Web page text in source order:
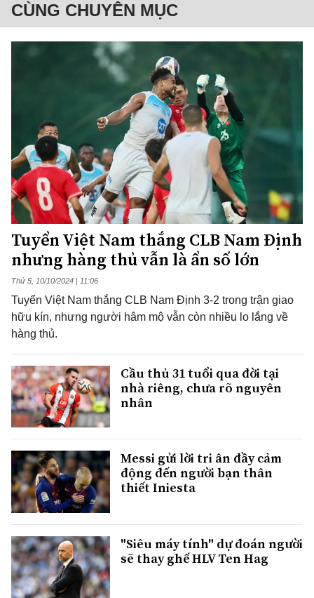
CÙNG CHUYÊN MỤC
Tuyển Việt Nam thắng CLB Nam Định
nhưng hàng thủ vẫn là ẩn số lớn
Thứ 5, 10/10/2024 | 11:06
Tuyển Việt Nam thắng CLB Nam Định 3-2 trong trận giao
hữu kín, nhưng người hâm mộ vẫn còn nhiều lo lắng về
hàng thủ.
Cầu thủ 31 tuổi qua đời tại
nhà riêng, chưa rõ nguyên
nhân
Messi gửi lời tri ân đầy cảm
động đến người bạn thân
thiết Iniesta
"Siêu máy tính" dự đoán người
sẽ thay ghế HLV Ten Hag